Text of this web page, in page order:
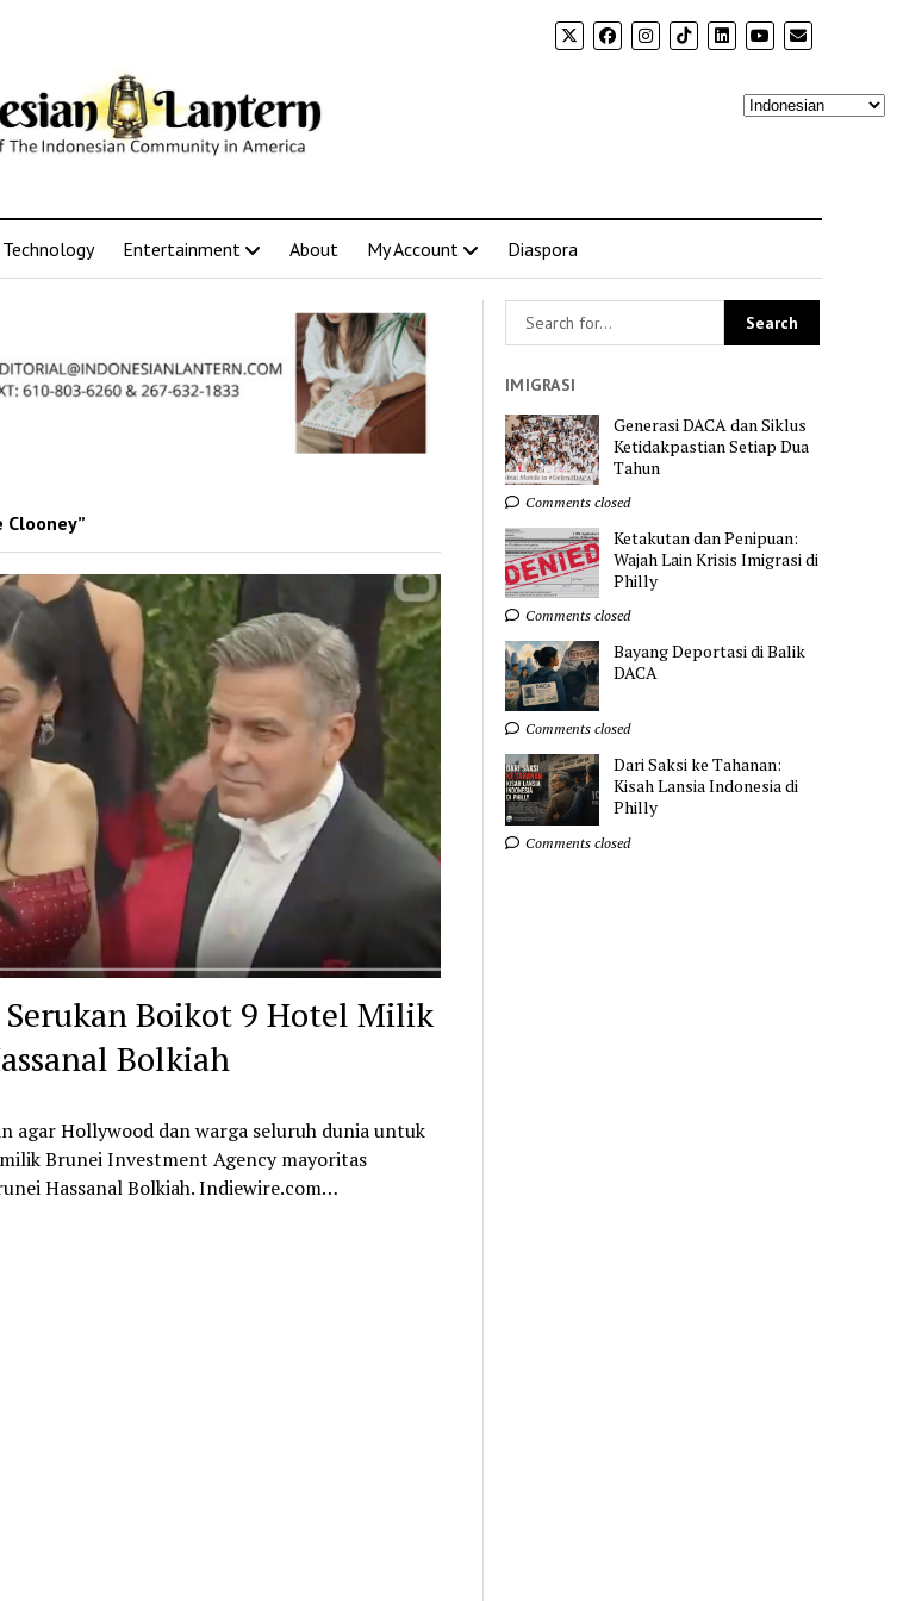
Technology Entertainment About My Account Diaspora
Clooney”
Serukan Boikot 9 Hotel Milik
Bolkiah
agar Hollywood dan warga seluruh dunia untuk
Brunei Investment Agency mayoritas
Hassanal Bolkiah. Indiewire.com…
IMIGRASI
Generasi DACA dan Siklus
Ketidakpastian Setiap Dua
Tahun
Comments closed
Ketakutan dan Penipuan:
Wajah Lain Krisis Imigrasi di
Philly
Comments closed
Bayang Deportasi di Balik
DACA
Comments closed
Dari Saksi ke Tahanan:
Kisah Lansia Indonesia di
Philly
Comments closed